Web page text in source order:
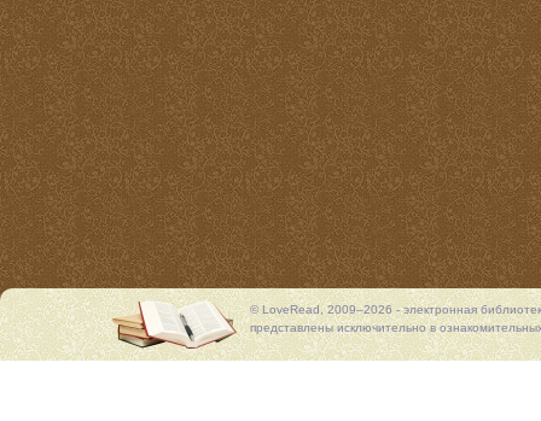
© LoveRead, 2009–2026 - электронная
представлены исключительно в